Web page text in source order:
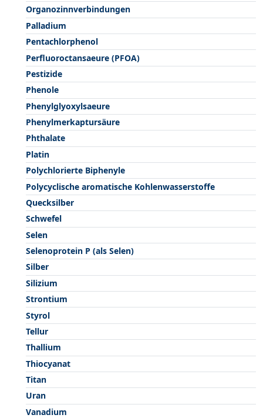
Organozinnverbindungen
Palladium
Pentachlorphenol
Perfluoroctansaeure (PFOA)
Pestizide
Phenole
Phenylglyoxylsaeure
Phenylmerkaptursäure
Phthalate
Platin
Polychlorierte Biphenyle
Polycyclische aromatische Kohlenwasserstoffe
Quecksilber
Schwefel
Selen
Selenoprotein P (als Selen)
Silber
Silizium
Strontium
Styrol
Tellur
Thallium
Thiocyanat
Titan
Uran
Vanadium